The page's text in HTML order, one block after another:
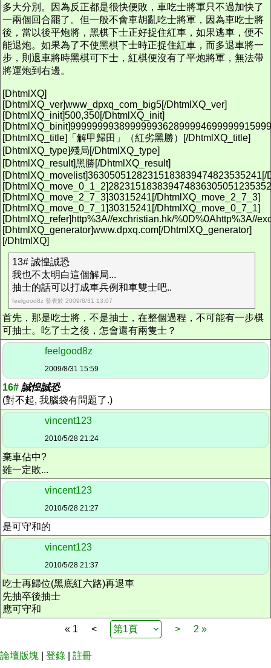
多大分別。因為反正都是很快便敗，車吃士將軍只不過加快了
一兩個回合罷了。但一般不會車胡亂吃士將軍，因為車吃士將
後，當以後平炮將，黑棋下士正好捉住紅車，如果逃車，便不
能退炮。如果為了不使黑棋下士時正捉住紅車，而多退車將一
步，則退車將時黑棋可下士，紅棋便沒有了平炮將軍，無法帶
將運炮到右邊。
[DhtmlXQ]
[DhtmlXQ_ver]www_dpxq_com_big5[/DhtmlXQ_ver]
[DhtmlXQ_init]500,350[/DhtmlXQ_init]
[DhtmlXQ_title]「解甲歸田」（紅劣黑勝）[/DhtmlXQ_title]
[DhtmlXQ_type]殘局[/DhtmlXQ_type]
[DhtmlXQ_result]黑勝[/DhtmlXQ_result]
[DhtmlXQ_movelist]36305051282315183839474823535241[/
[DhtmlXQ_move_2_7_3]30315241[/DhtmlXQ_move_2_7_3]
[DhtmlXQ_move_0_7_1]30315241[/DhtmlXQ_move_0_7_1]
[DhtmlXQ_refer]http%3A//exchristian.hk/%0D%0Ahttp%3A//
[DhtmlXQ_generator]www.dpxq.com[/DhtmlXQ_generator]
[/DhtmlXQ]
13# 誠惶誠恐
我也不太明白這個解局...
抽士的話可以打成車兵例和車雙士吧..
feelgood8z 發表於 2009/8/31 13:07
首先，那是吃士將，不是抽士，在整個過程，不可能有一步棋
可抽士。吃了士之後，怎會還有兩隻士？
feelgood8z
2009/8/31 15:59
16# 誠惶誠恐
(對不起, 我腦袋有問題了.)
vincent123
2010/5/28 21:24
棄車佔中?
雖一定敗...
vincent123
2010/5/28 21:27
是可守和的
vincent123
2010/5/28 21:37
吃士再歸位(黑底紅六路)再退車
先抽卒後抽士
應可守和
« 1
< > 2 »
論壇版塊 登錄 註冊